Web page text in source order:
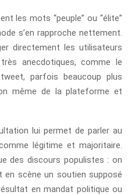
les mots “peuple” ou “élite”
s’en rapproche nettement.
directement les utilisateurs
anecdotiques, comme le
tweet, parfois beaucoup plus
même de la plateforme et
lui permet de parler au
légitime et majoritaire.
des discours populistes : on
en scène un soutien supposé
en mandat politique ou